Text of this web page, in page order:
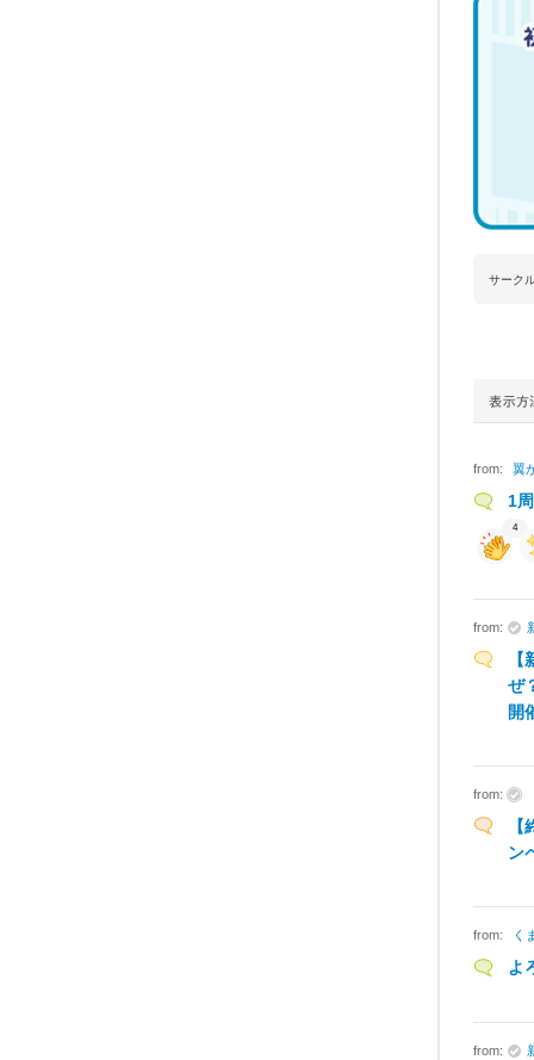
サーク
from: 翼
1
4
from:
ぜ
開
from:
ン
from: く
よ
from: